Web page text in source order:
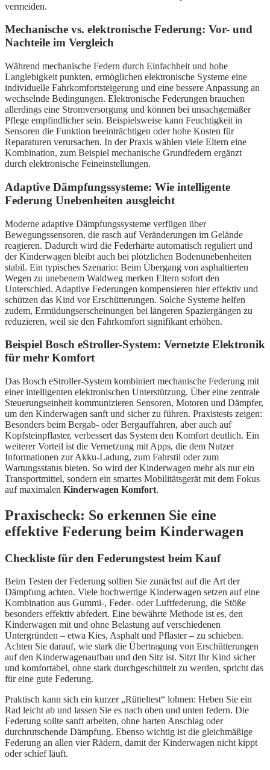
vermeiden.
Mechanische vs. elektronische Federung: Vor- und
Nachteile im Vergleich
Während mechanische Federn durch Einfachheit und hohe
Langlebigkeit punkten, ermöglichen elektronische Systeme eine
individuelle Fahrkomfortsteigerung und eine bessere Anpassung an
wechselnde Bedingungen. Elektronische Federungen brauchen
allerdings eine Stromversorgung und können bei unsachgemäßer
Pflege empfindlicher sein. Beispielsweise kann Feuchtigkeit in
Sensoren die Funktion beeinträchtigen oder hohe Kosten für
Reparaturen verursachen. In der Praxis wählen viele Eltern eine
Kombination, zum Beispiel mechanische Grundfedern ergänzt
durch elektronische Feineinstellungen.
Adaptive Dämpfungssysteme: Wie intelligente
Federung Unebenheiten ausgleicht
Moderne adaptive Dämpfungssysteme verfügen über
Bewegungssensoren, die rasch auf Veränderungen im Gelände
reagieren. Dadurch wird die Federhärte automatisch reguliert und
der Kinderwagen bleibt auch bei plötzlichen Bodenunebenheiten
stabil. Ein typisches Szenario: Beim Übergang von asphaltierten
Wegen zu unebenem Waldweg merken Eltern sofort den
Unterschied. Adaptive Federungen kompensieren hier effektiv und
schützen das Kind vor Erschütterungen. Solche Systeme helfen
zudem, Ermüdungserscheinungen bei längeren Spaziergängen zu
reduzieren, weil sie den Fahrkomfort signifikant erhöhen.
Beispiel Bosch eStroller-System: Vernetzte Elektronik
für mehr Komfort
Das Bosch eStroller-System kombiniert mechanische Federung mit
einer intelligenten elektronischen Unterstützung. Über eine zentrale
Steuerungseinheit kommunizieren Sensoren, Motoren und Dämpfer,
um den Kinderwagen sanft und sicher zu führen. Praxistests zeigen:
Besonders beim Bergab- oder Bergauffahren, aber auch auf
Kopfsteinpflaster, verbessert das System den Komfort deutlich. Ein
weiterer Vorteil ist die Vernetzung mit Apps, die dem Nutzer
Informationen zur Akku-Ladung, zum Fahrstil oder zum
Wartungsstatus bieten. So wird der Kinderwagen mehr als nur ein
Transportmittel, sondern ein smartes Mobilitätsgerät mit dem Fokus
auf maximalen Kinderwagen Komfort.
Praxischeck: So erkennen Sie eine
effektive Federung beim Kinderwagen
Checkliste für den Federungstest beim Kauf
Beim Testen der Federung sollten Sie zunächst auf die Art der
Dämpfung achten. Viele hochwertige Kinderwagen setzen auf eine
Kombination aus Gummi-, Feder- oder Luftfederung, die Stöße
besonders effektiv abfedert. Eine bewährte Methode ist es, den
Kinderwagen mit und ohne Belastung auf verschiedenen
Untergründen – etwa Kies, Asphalt und Pflaster – zu schieben.
Achten Sie darauf, wie stark die Übertragung von Erschütterungen
auf den Kinderwagenaufbau und den Sitz ist. Sitzt Ihr Kind sicher
und komfortabel, ohne stark durchgeschüttelt zu werden, spricht das
für eine gute Federung.
Praktisch kann sich ein kurzer „Rütteltest“ lohnen: Heben Sie ein
Rad leicht ab und lassen Sie es nach oben und unten federn. Die
Federung sollte sanft arbeiten, ohne harten Anschlag oder
durchrutschende Dämpfung. Ebenso wichtig ist die gleichmäßige
Federung an allen vier Rädern, damit der Kinderwagen nicht kippt
oder schief läuft.